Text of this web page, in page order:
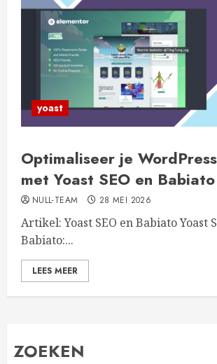
yoast
Optimaliseer je
met Yoast SEO en Babiato
NULL-TEAM 28 MEI 2026
Artikel: Yoast SEO en Babiato Yoast
Babiato:...
LEES MEER
ZOEKEN